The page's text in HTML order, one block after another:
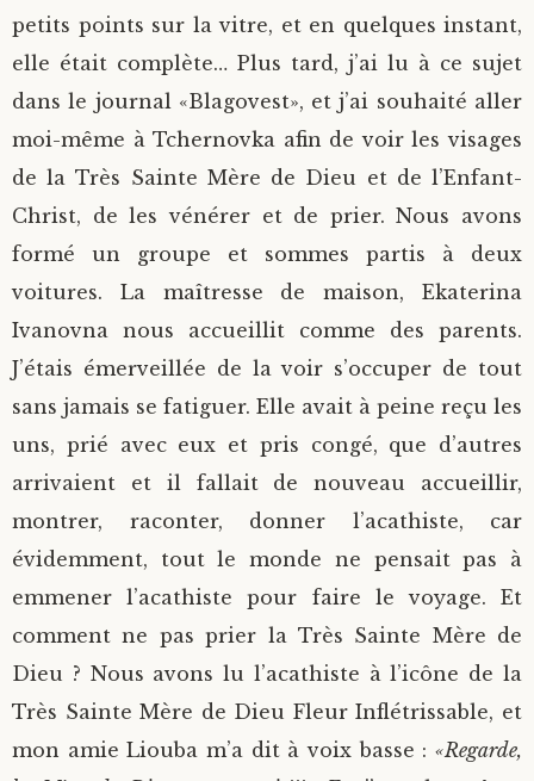
petits points sur la vitre, et en quelques instant,
elle était complète… Plus tard, j’ai lu à ce sujet
dans le journal «Blagovest», et j’ai souhaité aller
moi-même à Tchernovka afin de voir les visages
de la Très Sainte Mère de Dieu et de l’Enfant-
Christ, de les vénérer et de prier. Nous avons
formé un groupe et sommes partis à deux
voitures. La maîtresse de maison, Ekaterina
Ivanovna nous accueillit comme des parents.
J’étais émerveillée de la voir s’occuper de tout
sans jamais se fatiguer. Elle avait à peine reçu les
uns, prié avec eux et pris congé, que d’autres
arrivaient et il fallait de nouveau accueillir,
montrer, raconter, donner l’acathiste, car
évidemment, tout le monde ne pensait pas à
emmener l’acathiste pour faire le voyage. Et
comment ne pas prier la Très Sainte Mère de
Dieu ? Nous avons lu l’acathiste à l’icône de la
Très Sainte Mère de Dieu Fleur Inflétrissable, et
mon amie Liouba m’a dit à voix basse : «Regarde,